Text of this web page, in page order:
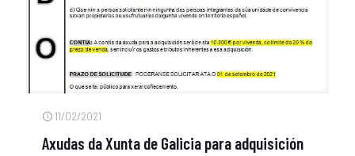
11/02/2021
Axudas da Xunta de Galicia para adquisición